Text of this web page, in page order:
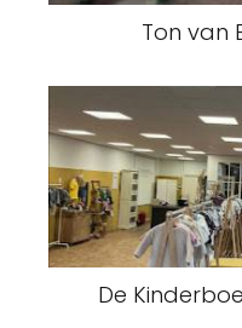
Ton van
De